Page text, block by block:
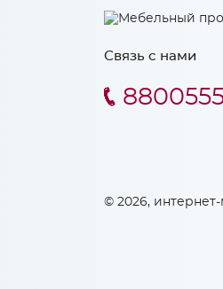
Связь с нами
© 2026,